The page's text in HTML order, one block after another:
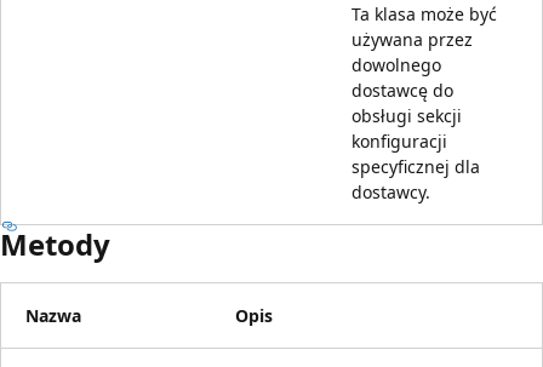
Ta klasa może być
używana przez
dowolnego
dostawcę do
obsługi sekcji
konfiguracji
specyficznej dla
dostawcy.
Metody
Nazwa Opis